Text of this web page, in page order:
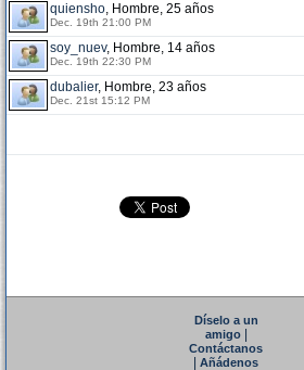
quiensho, Hombre, 25 años
Dec. 19th 21:00 PM
soy_nuev, Hombre, 14 años
Dec. 19th 22:30 PM
dubalier, Hombre, 23 años
Dec. 21st 15:12 PM
Díselo a un
amigo|
Contáctanos
Añádenos